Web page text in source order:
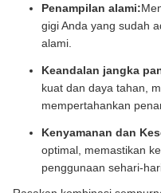
Penampilan alami:
gigi Anda yang sudah
alami.
Keandalan jangka
kuat dan daya tahan,
mempertahankan
Kenyamanan dan
optimal, memastikan
penggunaan sehari-